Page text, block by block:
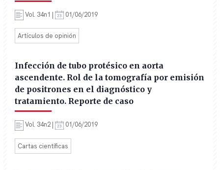
Vol. 34n1 | 01/06/2019
Artículos de opinión
Infección de tubo protésico en aorta
ascendente. Rol de la tomografía por emisión
de positrones en el diagnóstico y
tratamiento. Reporte de caso
Vol. 34n2 | 01/06/2019
Cartas científicas